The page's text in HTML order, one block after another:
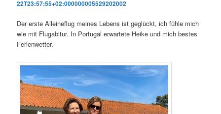
22T23:57:55+02:000000005529202002
Der erste Alleineflug meines Lebens ist geglückt, ich fühle mich
wie mit Flugabitur. In Portugal erwartete Heike und mich bestes
Ferienwetter.